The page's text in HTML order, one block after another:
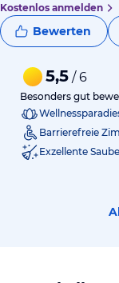
Kostenlos anmelden
Bewerten
5,5 / 6
Besonders gut
Barrierefreie
Exzellente